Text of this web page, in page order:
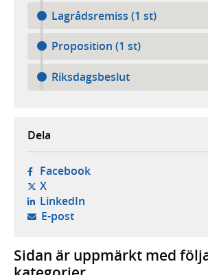
Lagrådsremiss (1 st)
Proposition (1 st)
Riksdagsbeslut
Dela
Facebook- öppnas i ny flik,
X- öppnas i ny flik, extern
LinkedIn- öppnas i ny flik,
E-post- öppnar din e-postklient,
Sidan är uppmärkt med